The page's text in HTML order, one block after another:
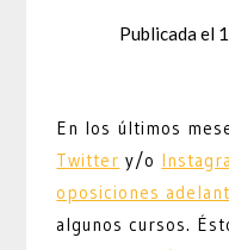
Publicada el
En los últimos
Twitter y/o
oposiciones
algunos cursos.